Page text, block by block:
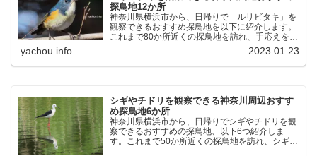
探鳥地12か所
神奈川県横浜市から、日帰りで「ルリビタキ」を
観察できるおすすめ探鳥地を以下に紹介します。
これまで80か所近くの探鳥地を訪れ、手応えを感
じた場所です。以下、★ が多いほど観察しやす
く、出現頻度が高いと感じた場所です。 北本自然
観察公園：埼玉県...
yachou.info 2023.01.23
シギやチドリを観察できる神奈川周辺おすす
め探鳥地6か所
神奈川県横浜市から、日帰りでシギやチドリを観
察できるおすすめの探鳥地、以下6つ紹介しま
す。これまで50か所近くの探鳥地を訪れ、シギや